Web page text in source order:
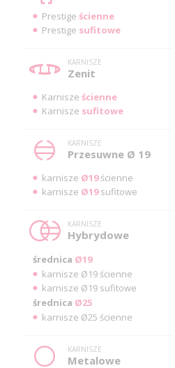
Prestige ścienne
Prestige sufitowe
KARNISZE
Zenit
Karnisze ścienne
Karnisze sufitowe
KARNISZE
Przesuwne Ø 19
karnisze Ø19ścienne
karnisze Ø19sufitowe
KARNISZE
Hybrydowe
średnica Ø19
karnisze Ø19 ścienne
karnisze Ø19 sufitowe
średnica Ø25
karnisze Ø25 ścienne
KARNISZE
Metalowe